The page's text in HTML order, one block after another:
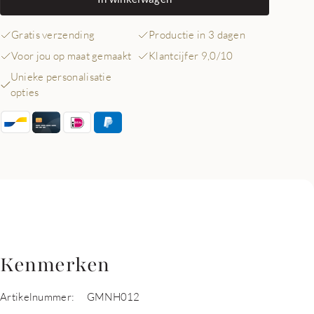
Gratis verzending
Productie in 3 dagen
Voor jou op maat gemaakt
Klantcijfer 9,0/10
Unieke personalisatie
opties
Kenmerken
Artikelnummer:
GMNH012